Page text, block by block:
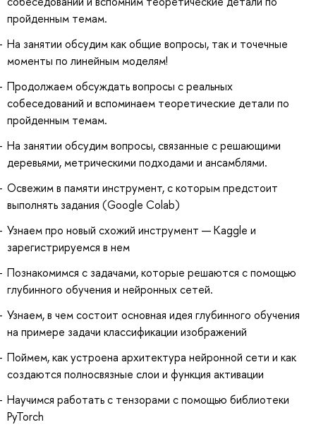
пройденным темам.
На занятии обсудим как общие вопросы, так и точечные
моменты по линейным моделям!
Продолжаем обсуждать вопросы с реальных
собеседований и вспоминаем теоретические детали по
пройденным темам.
На занятии обсудим вопросы, связанные с решающими
деревьями, метрическими подходами и ансамблями.
Освежим в памяти инструмент, с которым предстоит
выполнять задания (Google Colab)
Узнаем про новый схожий инструмент — Kaggle и
зарегистрируемся в нем
Познакомимся с задачами, которые решаются с помощью
глубинного обучения и нейронных сетей.
Узнаем, в чем состоит основная идея глубинного обучения
на примере задачи классификации изображений
Поймем, как устроена архитектура нейронной сети и как
создаются полносвязные слои и функция активации
Научимся работать с тензорами с помощью библиотеки
PyTorch